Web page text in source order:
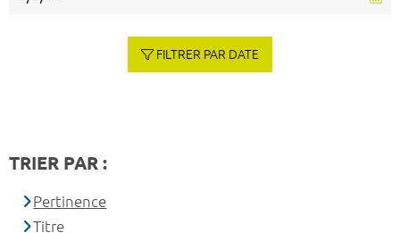
FILTRER PAR DATE
TRIER PAR :
Pertinence
Titre